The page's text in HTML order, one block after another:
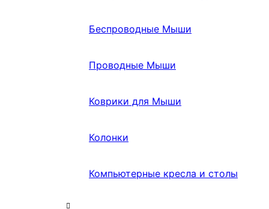
Беспроводные Мыши
Проводные Мыши
Коврики для Мыши
Колонки
Компьютерные кресла и столы